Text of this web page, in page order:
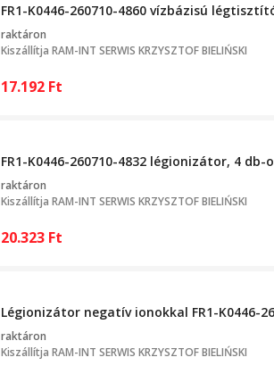
FR1-K0446-260710-4860 vízbázisú
raktáron
Kiszállítja RAM-INT SERWIS KRZYSZTOF BIELIŃSKI
17.192 Ft
FR1-K0446-260710-4832 légionizátor, 4
raktáron
Kiszállítja RAM-INT SERWIS KRZYSZTOF BIELIŃSKI
20.323 Ft
Légionizátor negatív ionokkal FR1-K0446-
raktáron
Kiszállítja RAM-INT SERWIS KRZYSZTOF BIELIŃSKI